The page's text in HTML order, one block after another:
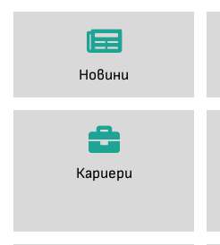
Новини
Кариери